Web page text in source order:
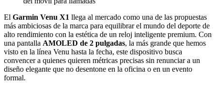
El Garmin Venu X1 llega al mercado como una de las propuestas
más ambiciosas de la marca para equilibrar el mundo del deporte de
alto rendimiento con la estética de un reloj inteligente premium. Con
una pantalla AMOLED de 2 pulgadas, la más grande que hemos
visto en la línea Venu hasta la fecha, este dispositivo busca
convencer a quienes quieren métricas precisas sin renunciar a un
diseño elegante que no desentone en la oficina o en un evento
formal.